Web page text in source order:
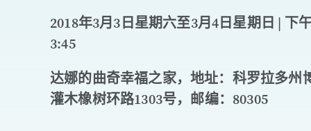
2018年3月3日星期六至3月4日星期日 | 下
3:45
达娜的曲奇幸福之家，地址：科罗拉多州
灌木橡树环路1303号，邮编：80305